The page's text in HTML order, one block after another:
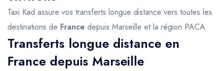
Taxi Kad assure vos transferts longue distance vers toutes les
destinations de France depuis Marseille et la région PACA.
Transferts longue distance en
France depuis Marseille